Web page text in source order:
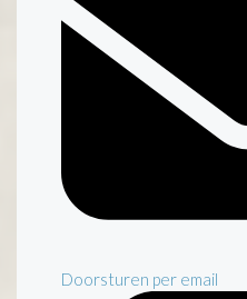
Doorsturen per email